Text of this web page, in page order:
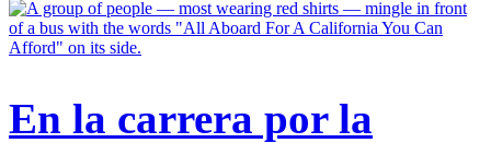
En la carrera por la